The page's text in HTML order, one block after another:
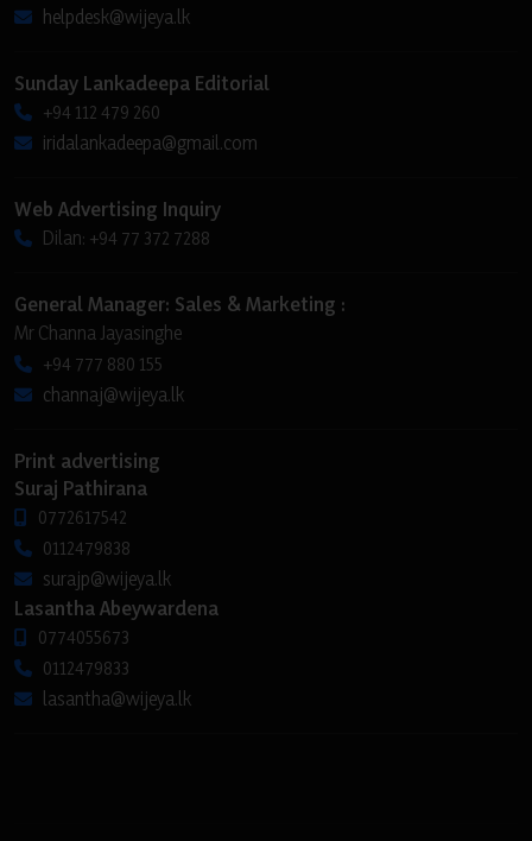
helpdesk@wijeya.lk
Sunday Lankadeepa Editorial
+94 112 479 260
iridalankadeepa@gmail.com
Web Advertising Inquiry
Dilan: +94 77 372 7288
General Manager: Sales & Marketing :
Mr Channa Jayasinghe
+94 777 880 155
channaj@wijeya.lk
Print advertising
Suraj Pathirana
0772617542
0112479838
surajp@wijeya.lk
Lasantha Abeywardena
0774055673
0112479833
lasantha@wijeya.lk